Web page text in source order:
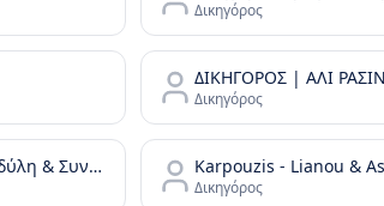
Δικηγόρος
ΔΙΚΗΓΟΡΟΣ | ΑΛΙ
Δικηγόρος
Δικηγορικό Γραφείο Νικολάου Κονδύλη & Συνεργατών - N. Kondylis & Partners Law Office Karpouzis - Lianou &
Δικηγόρος